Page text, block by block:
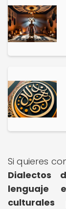
Si quieres
Dialectos
lenguaje
culturales